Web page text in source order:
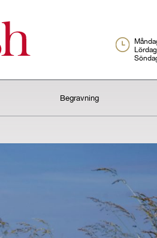
Lördag
Begravning